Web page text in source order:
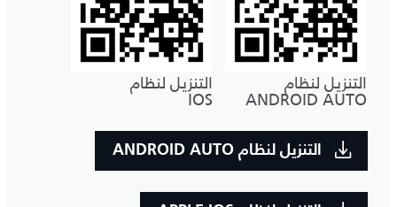
التنزيل لنظام
ANDROID AUTO
التنزيل لنظام
IOS
التنزيل لنظام ANDROID AUTO